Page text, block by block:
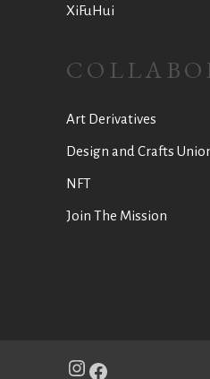
XiFuHui
Art Derivatives
Design and Crafts
NFT
Join The Mission
Instagram
Facebook